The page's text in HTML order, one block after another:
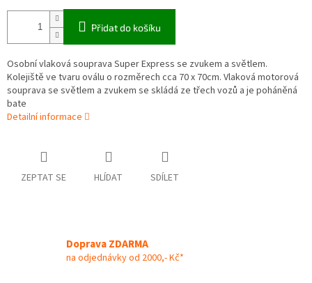
Přidat do košíku
Osobní vlaková souprava Super Express se zvukem a světlem.
Kolejiště ve tvaru oválu o rozměrech cca 70 x 70cm. Vlaková motorová
souprava se světlem a zvukem se skládá ze třech vozů a je poháněná
bate
Detailní informace
ZEPTAT SE HLÍDAT SDÍLET
Doprava ZDARMA
na odjednávky od 2000,- Kč*